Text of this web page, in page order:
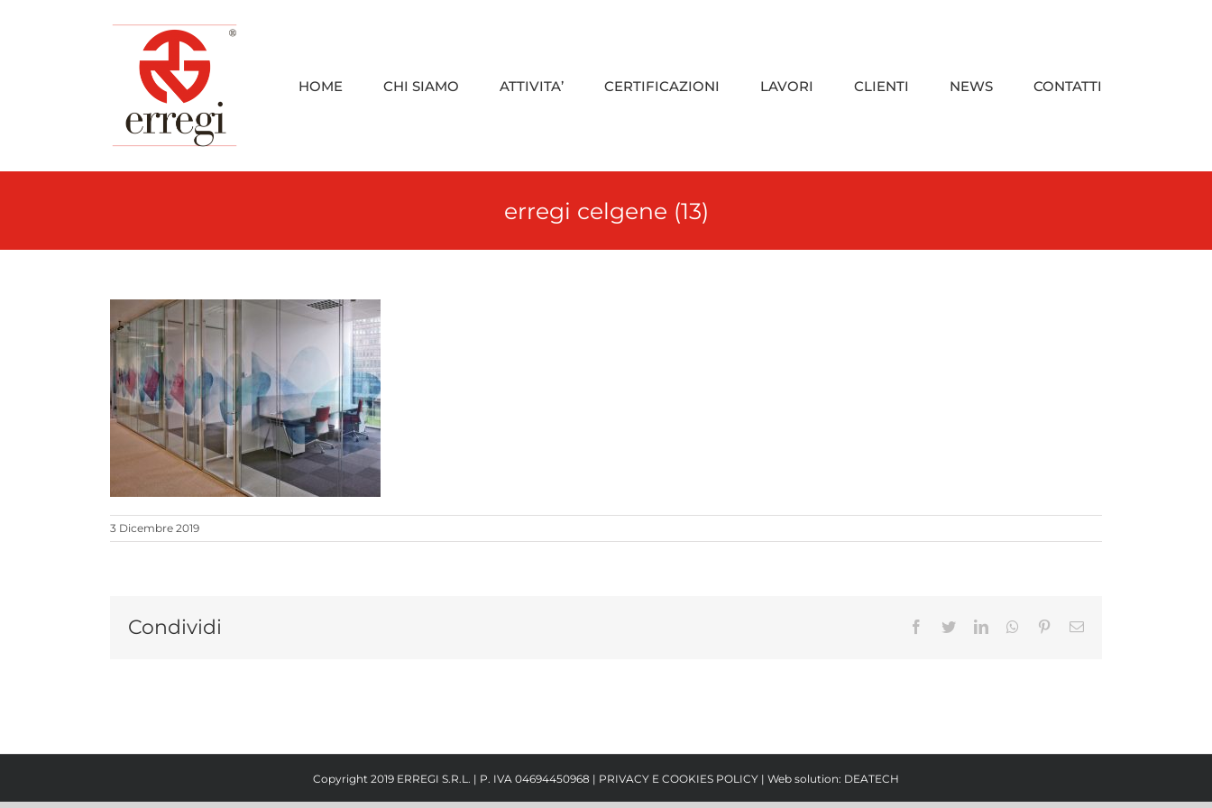
HOME
CHI SIAMO ATTIVITA’ CERTIFICAZIONI LAVORI CLIENTI NEWS CONTATTI
erregi celgene (13)
3 Dicembre 2019
Condividi Facebook
TwitterLinkedInWhatsappPinterestEmail
Copyright 2019 ERREGI S.R.L. | P. IVA 04694450968 | PRIVACY E COOKIES POLICY | Web solution: DEATECH